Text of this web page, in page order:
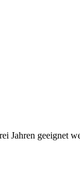
Jahren geeignet